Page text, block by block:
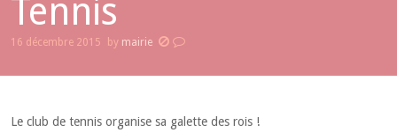
Tennis
16 décembre 2015 by mairie
Le club de tennis organise sa galette des rois !